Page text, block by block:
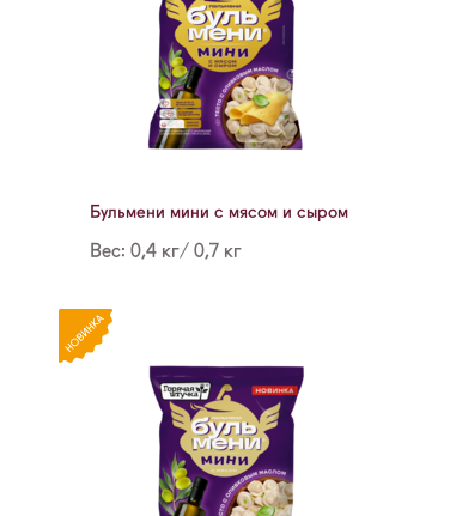
Бульмени мини с мясом и сыром
Вес: 0,4 кг/ 0,7 кг